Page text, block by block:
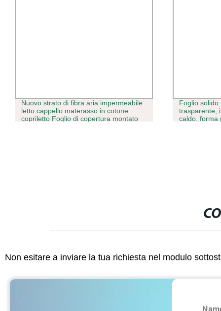
Nuovo strato di fibra aria impermeabile
letto cappello materasso in cotone
copriletto Foglio di copertura montato
Foglio solido
trasparente,
caldo, forma
Non esitare a inviare la tua richiesta nel modulo